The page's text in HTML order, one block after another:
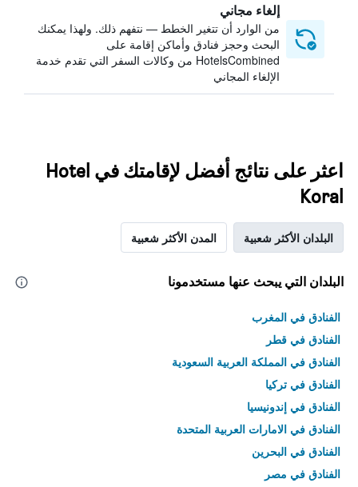
إلغاء مجاني
من الوارد أن تتغير الخطط — نتفهم ذلك. ولهذا يمكنك
البحث وحجز فنادق وأماكن إقامة على
HotelsCombined من وكالات السفر التي تقدم خدمة
الإلغاء المجاني
اعثر على نتائج أفضل لإقامتك في Hotel
Koral
البلدان الأكثر شعبية المدن الأكثر شعبية
البلدان التي يبحث عنها مستخدمونا
الفنادق في المغرب
الفنادق في قطر
الفنادق في المملكة العربية السعودية
الفنادق في تركيا
الفنادق في إندونيسيا
الفنادق في الامارات العربية المتحدة
الفنادق في البحرين
الفنادق في مصر